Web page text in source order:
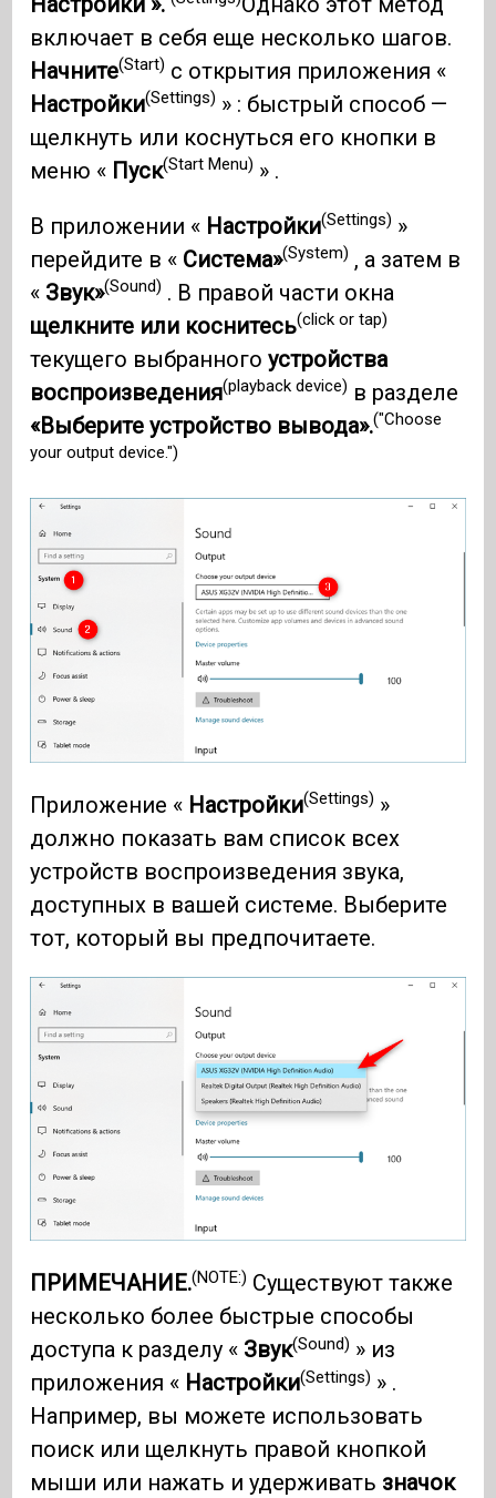
включает в себя еще несколько шагов.
Начните(Start) с открытия приложения «
Настройки(Settings) » : быстрый способ —
щелкнуть или коснуться его кнопки в
меню « Пуск(Start Menu) » .
В приложении « Настройки(Settings) »
перейдите в « Система»(System) , а затем в
« Звук»(Sound) . В правой части окна
щелкните или коснитесь(click or tap)
текущего выбранногоустройства
воспроизведения(playback device) в разделе
«Выберите устройство вывода».("Choose
your output device.")
Приложение « Настройки(Settings) »
должно показать вам список всех
устройств воспроизведения звука,
доступных в вашей системе. Выберите
тот, который вы предпочитаете.
ПРИМЕЧАНИЕ.(NOTE:) Существуют также
несколько более быстрые способы
доступа к разделу « Звук(Sound) » из
приложения « Настройки(Settings) » .
Например, вы можете использовать
поиск или щелкнуть правой кнопкой
мыши или нажать и удерживать значок